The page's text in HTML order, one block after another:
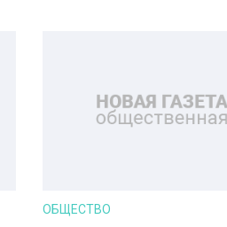
ОБЩЕСТВО